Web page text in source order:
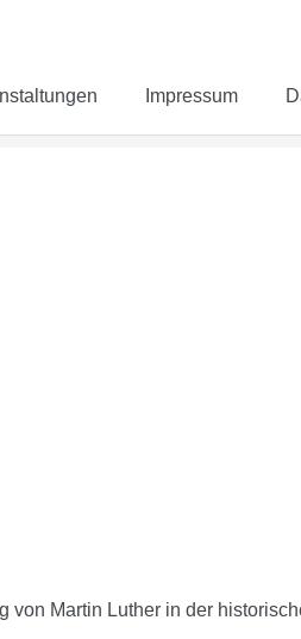
Impressum
Martin Luther in der